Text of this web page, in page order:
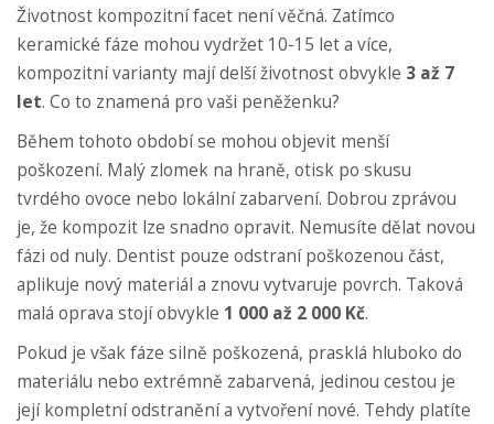
Životnost kompozitní facet není věčná. Zatímco
keramické fáze mohou vydržet 10-15 let a více,
kompozitní varianty mají delší životnost obvykle 3 až 7
let. Co to znamená pro vaši peněženku?
Během tohoto období se mohou objevit menší
poškození. Malý zlomek na hraně, otisk po skusu
tvrdého ovoce nebo lokální zabarvení. Dobrou zprávou
je, že kompozit lze snadno opravit. Nemusíte dělat novou
fázi od nuly. Dentist pouze odstraní poškozenou část,
aplikuje nový materiál a znovu vytvaruje povrch. Taková
malá oprava stojí obvykle 1 000 až 2 000 Kč.
Pokud je však fáze silně poškozená, prasklá hluboko do
materiálu nebo extrémně zabarvená, jedinou cestou je
její kompletní odstranění a vytvoření nové. Tehdy platíte